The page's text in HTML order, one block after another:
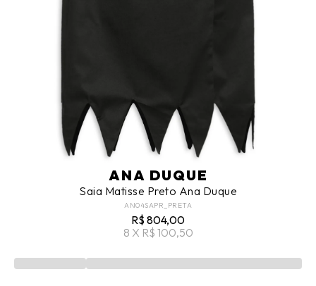
ANA DUQUE
Saia Matisse Preto Ana Duque
AN04SAPR_PRETA
R$ 804,00
8 X R$ 100,50